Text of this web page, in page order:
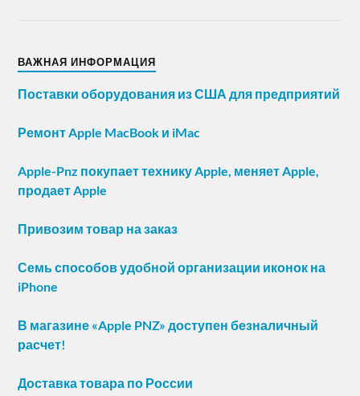
ВАЖНАЯ ИНФОРМАЦИЯ
Поставки оборудования из США для предприятий
Ремонт Apple MacBook и iMac
Apple-Pnz покупает технику Apple, меняет Apple,
продает Apple
Привозим товар на заказ
Семь способов удобной организации иконок на
iPhone
В магазине «Apple PNZ» доступен безналичный
расчет!
Доставка товара по России